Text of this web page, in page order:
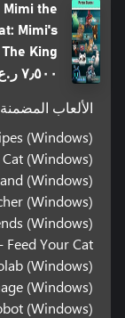
the
Mimi's
King
٧٫٥٠٠ ر.ع.‏
الألعاب المضمنة
(Windows)
(Windows)
(Windows)
(Windows)
(Windows)
Feed Your Cat
(Windows)
(Windows)
(Windows)